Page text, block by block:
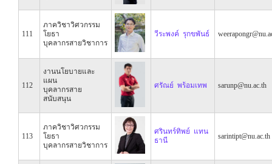
111
ภาควิชาวิศวกรรม
โยธา
บุคลากรสายวิชาการ
วีระพงค์ รุกขพันธ์
112
งานนโยบายและ
แผน
บุคลากรสาย
สนับสนุน
ศรัณย์ พร้อมเทพ sarunp@nu.ac.th
113
ภาควิชาวิศวกรรม
โยธา
บุคลากรสายวิชาการ
ศรินทร์ทิพย์ แทน
ธานี
sarintipt@nu.ac.th